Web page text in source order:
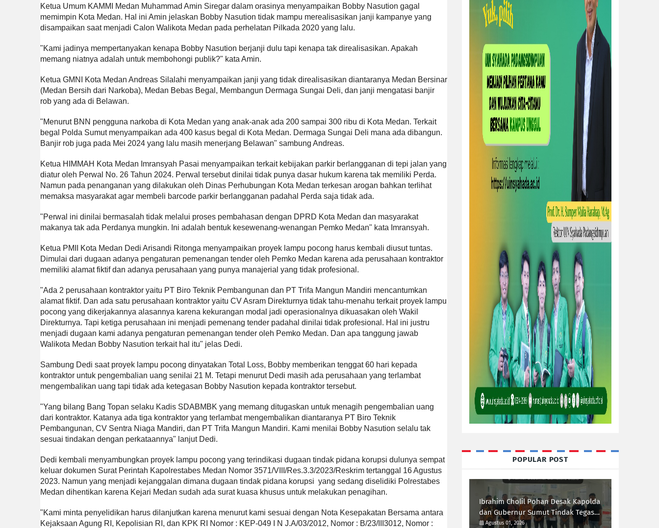
Ketua Umum KAMMI Medan Muhammad Amin Siregar dalam orasinya menyampaikan Bobby Nasution gagal
memimpin Kota Medan. Hal ini Amin jelaskan Bobby Nasution tidak mampu merealisasikan janji kampanye yang
disampaikan saat menjadi Calon Walikota Medan pada perhelatan Pilkada 2020 yang lalu.
"Kami jadinya mempertanyakan kenapa Bobby Nasution berjanji dulu tapi kenapa tak direalisasikan. Apakah
memang niatnya adalah untuk membohongi publik?" kata Amin.
Ketua GMNI Kota Medan Andreas Silalahi menyampaikan janji yang tidak direalisasikan diantaranya Medan Bersinar
(Medan Bersih dari Narkoba), Medan Bebas Begal, Membangun Dermaga Sungai Deli, dan janji mengatasi banjir
rob yang ada di Belawan.
"Menurut BNN pengguna narkoba di Kota Medan yang anak-anak ada 200 sampai 300 ribu di Kota Medan. Terkait
begal Polda Sumut menyampaikan ada 400 kasus begal di Kota Medan. Dermaga Sungai Deli mana ada dibangun.
Banjir rob juga pada Mei 2024 yang lalu masih menerjang Belawan" sambung Andreas.
Ketua HIMMAH Kota Medan Imransyah Pasai menyampaikan terkait kebijakan parkir berlangganan di tepi jalan yang
diatur oleh Perwal No. 26 Tahun 2024. Perwal tersebut dinilai tidak punya dasar hukum karena tak memiliki Perda.
Namun pada penanganan yang dilakukan oleh Dinas Perhubungan Kota Medan terkesan arogan bahkan terlihat
memaksa masyarakat agar membeli barcode parkir berlangganan padahal Perda saja tidak ada.
"Perwal ini dinilai bermasalah tidak melalui proses pembahasan dengan DPRD Kota Medan dan masyarakat
makanya tak ada Perdanya mungkin. Ini adalah bentuk kesewenang-wenangan Pemko Medan" kata Imransyah.
Ketua PMII Kota Medan Dedi Arisandi Ritonga menyampaikan proyek lampu pocong harus kembali diusut tuntas.
Dimulai dari dugaan adanya pengaturan pemenangan tender oleh Pemko Medan karena ada perusahaan kontraktor
memiliki alamat fiktif dan adanya perusahaan yang punya manajerial yang tidak profesional.
"Ada 2 perusahaan kontraktor yaitu PT Biro Teknik Pembangunan dan PT Trifa Mangun Mandiri mencantumkan
alamat fiktif. Dan ada satu perusahaan kontraktor yaitu CV Asram Direkturnya tidak tahu-menahu terkait proyek lampu
pocong yang dikerjakannya alasannya karena kekurangan modal jadi operasionalnya dikuasakan oleh Wakil
Direkturnya. Tapi ketiga perusahaan ini menjadi pemenang tender padahal dinilai tidak profesional. Hal ini justru
menjadi dugaan kami adanya pengaturan pemenangan tender oleh Pemko Medan. Dan apa tanggung jawab
Walikota Medan Bobby Nasution terkait hal itu" jelas Dedi.
Sambung Dedi saat proyek lampu pocong dinyatakan Total Loss, Bobby memberikan tenggat 60 hari kepada
kontraktor untuk pengembalian uang senilai 21 M. Tetapi menurut Dedi masih ada perusahaan yang terlambat
mengembalikan uang tapi tidak ada ketegasan Bobby Nasution kepada kontraktor tersebut.
"Yang bilang Bang Topan selaku Kadis SDABMBK yang memang ditugaskan untuk menagih pengembalian uang
dari kontraktor. Katanya ada tiga kontraktor yang terlambat mengembalikan diantaranya PT Biro Teknik
Pembangunan, CV Sentra Niaga Mandiri, dan PT Trifa Mangun Mandiri. Kami menilai Bobby Nasution selalu tak
sesuai tindakan dengan perkataannya" lanjut Dedi.
Dedi kembali menyambungkan proyek lampu pocong yang terindikasi dugaan tindak pidana korupsi dulunya sempat
keluar dokumen Surat Perintah Kapolrestabes Medan Nomor 3571/VIII/Res.3.3/2023/Reskrim tertanggal 16 Agustus
2023. Namun yang menjadi kejanggalan dimana dugaan tindak pidana korupsi yang sedang diselidiki Polrestabes
Medan dihentikan karena Kejari Medan sudah ada surat kuasa khusus untuk melakukan penagihan.
"Kami minta penyelidikan harus dilanjutkan karena menurut kami sesuai dengan Nota Kesepakatan Bersama antara
Kejaksaan Agung RI, Kepolisian RI, dan KPK RI Nomor : KEP-049 I N J.A/03/2012, Nomor : B/23/III3012, Nomor :
POPULAR POST
Ibrahim Cholil Pohan Desak Kapolda
dan Gubernur Sumut Tindak Tegas
Galian C Ilegal di Sipiongot Julu Kec.
Agustus 01, 2026